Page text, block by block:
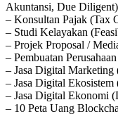
Akuntansi, Due Diligent)
– Konsultan Pajak (Tax
– Studi Kelayakan
– Projek Proposal /
– Pembuatan
– Jasa Digital
– Jasa Digital
– Jasa Digital Ekonomi
– 10 Peta Uang